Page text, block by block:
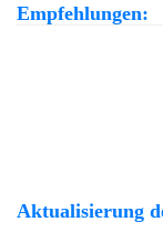
Empfehlungen:
Aktualisierung